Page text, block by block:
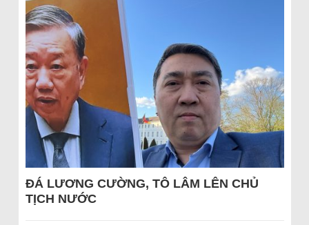
ĐÁ LƯƠNG CƯỜNG, TÔ LÂM LÊN CHỦ
TỊCH NƯỚC